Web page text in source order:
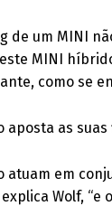
um MINI
MINI
como se
aposta as suas
atuam em
Wolf,